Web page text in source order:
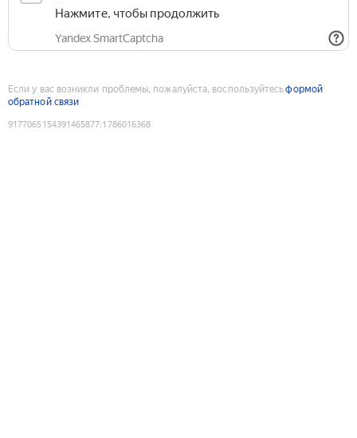
Нажмите, чтобы продолжить
Yandex SmartCaptcha
Если у вас возникли проблемы, пожалуйста, воспользуйтесьформой
обратной связи
9177065154391465877:1786016368